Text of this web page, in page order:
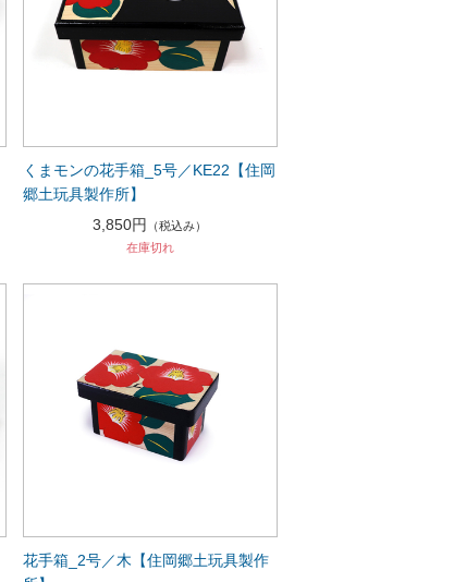
くまモンの花手箱_5号／KE22【住岡
郷土玩具製作所】
3,850円
（税込み）
在庫切れ
花手箱_2号／木【住岡郷土玩具製作